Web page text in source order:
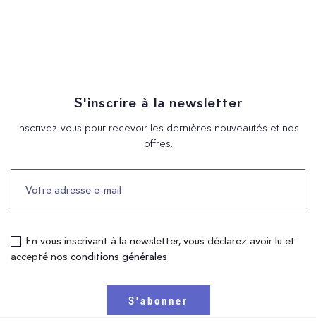
S'inscrire à la newsletter
Inscrivez-vous pour recevoir les dernières nouveautés et nos
offres.
En vous inscrivant à la newsletter, vous déclarez avoir lu et
accepté nos conditions générales